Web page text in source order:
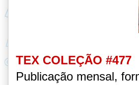
TEX COLEÇÃO #477
Publicação mensal,